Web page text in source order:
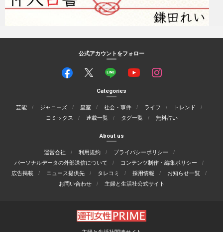
公式アカウントをフォロー
Categories
芸能 ジャニーズ 皇室 社会・事件 ライフ
トレンド
コミックス
連載一覧 タグ一覧 無料占い
About us
運営会社 利用規約
プライバシーポリシー
パーソナルデータの外部送信について
コンテンツ制作・編集ポリシー
広告掲載
ニュース提供先 タレコミ 採用情報
お知らせ一覧
お問い合わせ
主婦と生活社公式サイト